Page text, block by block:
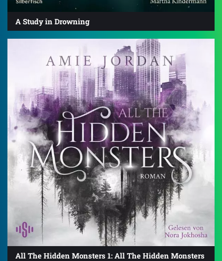
A Study in Drowning
All The Hidden Monsters 1: All The Hidden Monsters